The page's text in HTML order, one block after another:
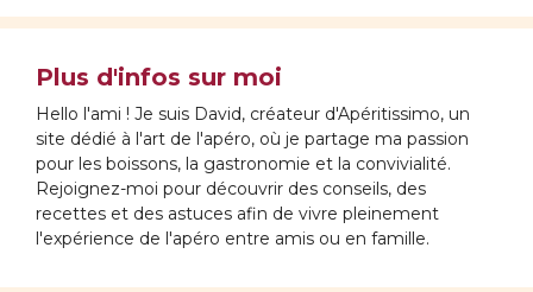
Plus d'infos sur moi
Hello l'ami ! Je suis David, créateur d'Apéritissimo, un
site dédié à l'art de l'apéro, où je partage ma passion
pour les boissons, la gastronomie et la convivialité.
Rejoignez-moi pour découvrir des conseils, des
recettes et des astuces afin de vivre pleinement
l'expérience de l'apéro entre amis ou en famille.